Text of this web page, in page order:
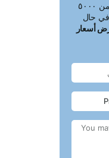
المدرسة لأكثر من ٢٠ عامًا، ساعدنا أكثر من ٥٠٠٠
في حال
أسعار